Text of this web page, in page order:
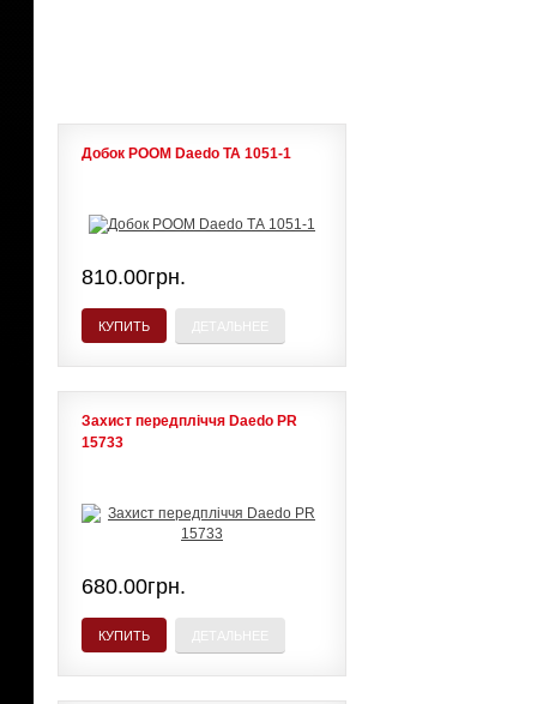
Добок POOM Daedo ТА 1051-1
810.00грн.
КУПИТЬ
Захист передпліччя Daedo PR
15733
680.00грн.
КУПИТЬ